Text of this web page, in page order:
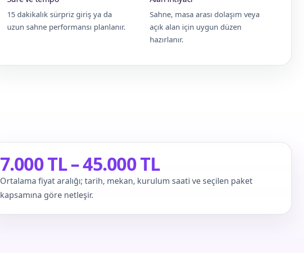
15 dakikalık sürpriz giriş ya da
uzun sahne performansı planlanır.
Sahne, masa arası dolaşım veya
açık alan için uygun düzen
hazırlanır.
7.000 TL – 45.000 TL
Ortalama fiyat aralığı; tarih, mekan, kurulum saati ve seçilen paket
kapsamına göre netleşir.